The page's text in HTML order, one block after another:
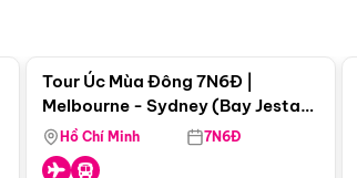
Tour Úc Mùa Đông 7N6Đ |
Melbourne - Sydney (Bay Jestar
Airways)
Hồ Chí Minh 7N6Đ